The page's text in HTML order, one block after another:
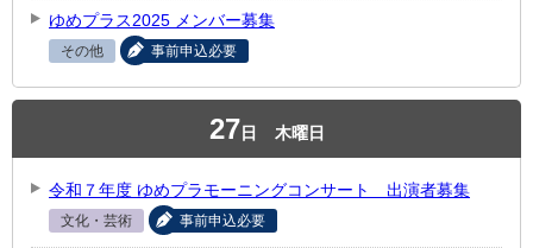
ゆめプラス2025 メンバー募集
その他 事前申込必要
27 日 木曜日
令和７年度 ゆめプラモーニングコンサート 出演者募集
文化・芸術 事前申込必要